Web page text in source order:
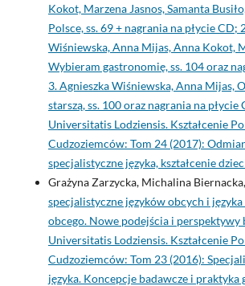
Kokot, Marzena Jasnos, Samanta
Polsce, ss. 69 + nagrania na płycie CD;
Wiśniewska, Anna Mijas, Anna Kokot,
Wybieram gastronomię, ss. 104 oraz
3. Agnieszka Wiśniewska, Anna Mijas,
starszą, ss. 100 oraz nagrania na płycie
Universitatis Lodziensis. Kształcenie
Cudzoziemców: Tom 24 (2017):
specjalistyczne języka, kształcenie
Grażyna Zarzycka, Michalina Biernacka,
specjalistyczne języków obcych i
obcego. Nowe podejścia i perspektywy
Universitatis Lodziensis. Kształcenie
Cudzoziemców: Tom 23 (2016):
języka. Koncepcje badawcze i